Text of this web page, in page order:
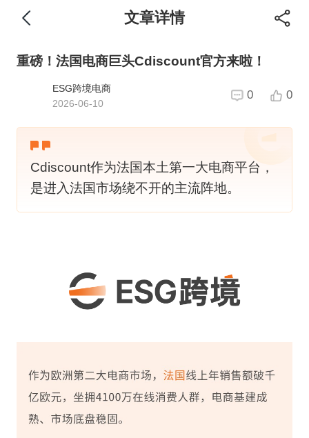
文章详情
重磅！法国电商巨头Cdiscount官方来啦！
ESG跨境电商
2026-06-10
0 0
Cdiscount作为法国本土第一大电商平台，
是进入法国市场绕不开的主流阵地。